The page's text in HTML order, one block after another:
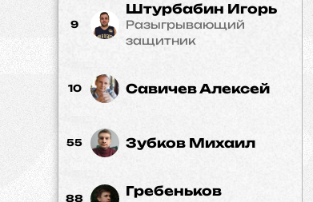
9
Штурбабин Игорь
Разыгрывающий
защитник
10 Савичев Алексей
55 Зубков Михаил
88
Гребеньков